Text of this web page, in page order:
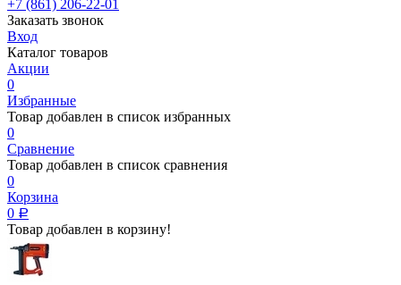
+7 (861) 206-22-01
Заказать звонок
Вход
Каталог товаров
Акции
0
Избранные
Товар добавлен в список избранных
0
Сравнение
Товар добавлен в список сравнения
0
Корзина
0 Р
Товар добавлен в корзину!